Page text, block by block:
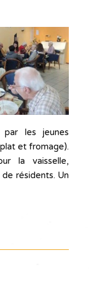
les jeunes
et fromage).
la vaisselle,
résidents. Un